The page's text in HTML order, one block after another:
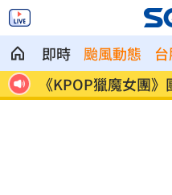
即時 颱風動態
2
《KPOP獵魔女團
秘辛